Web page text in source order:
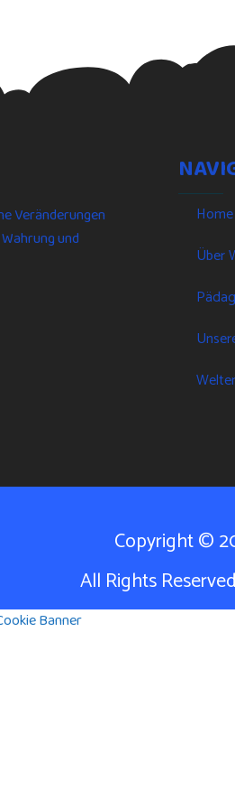
Veränderungen
und
Home
Über
Copyright ©
All Rights
Banner